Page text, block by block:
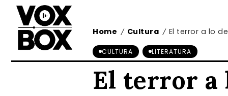
Home / Cultura / El terror a lo
CULTURA LITERATURA
El terror a